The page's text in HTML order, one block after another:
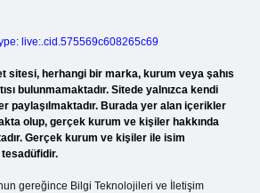
live:.cid.575569c608265c69
sitesi, herhangi bir marka, kurum veya şahıs
bulunmamaktadır. Sitede yalnızca kendi
paylaşılmaktadır. Burada yer alan içerikler
olup, gerçek kurum ve kişiler hakkında
Gerçek kurum ve kişiler ile isim
gereğince Bilgi Teknolojileri ve İletişim